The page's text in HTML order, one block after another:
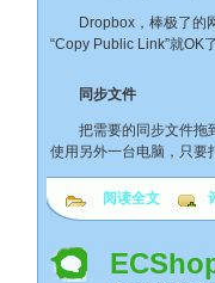
Dropbox，棒极了的网
“Copy Public Link”就OK
同步文件
把需要的同步文件拖到
使用另外一台电脑，只要
阅读全文 评